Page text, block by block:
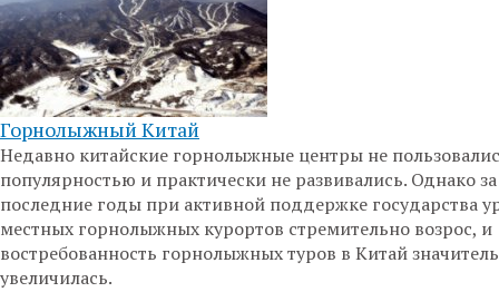
Горнолыжный Китай
Недавно китайские горнолыжные центры не
популярностью и практически не развивались. Однако за
последние годы при активной поддержке государства
местных горнолыжных курортов стремительно возрос, и
востребованность горнолыжных туров в Китай
увеличилась.